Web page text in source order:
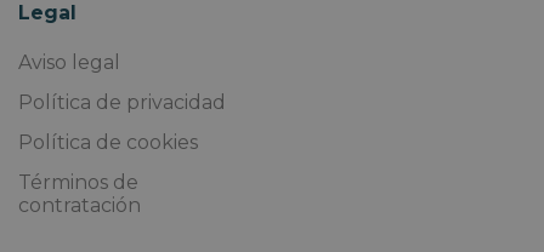
Legal
Aviso legal
Política de privacidad
Política de cookies
Términos de
contratación